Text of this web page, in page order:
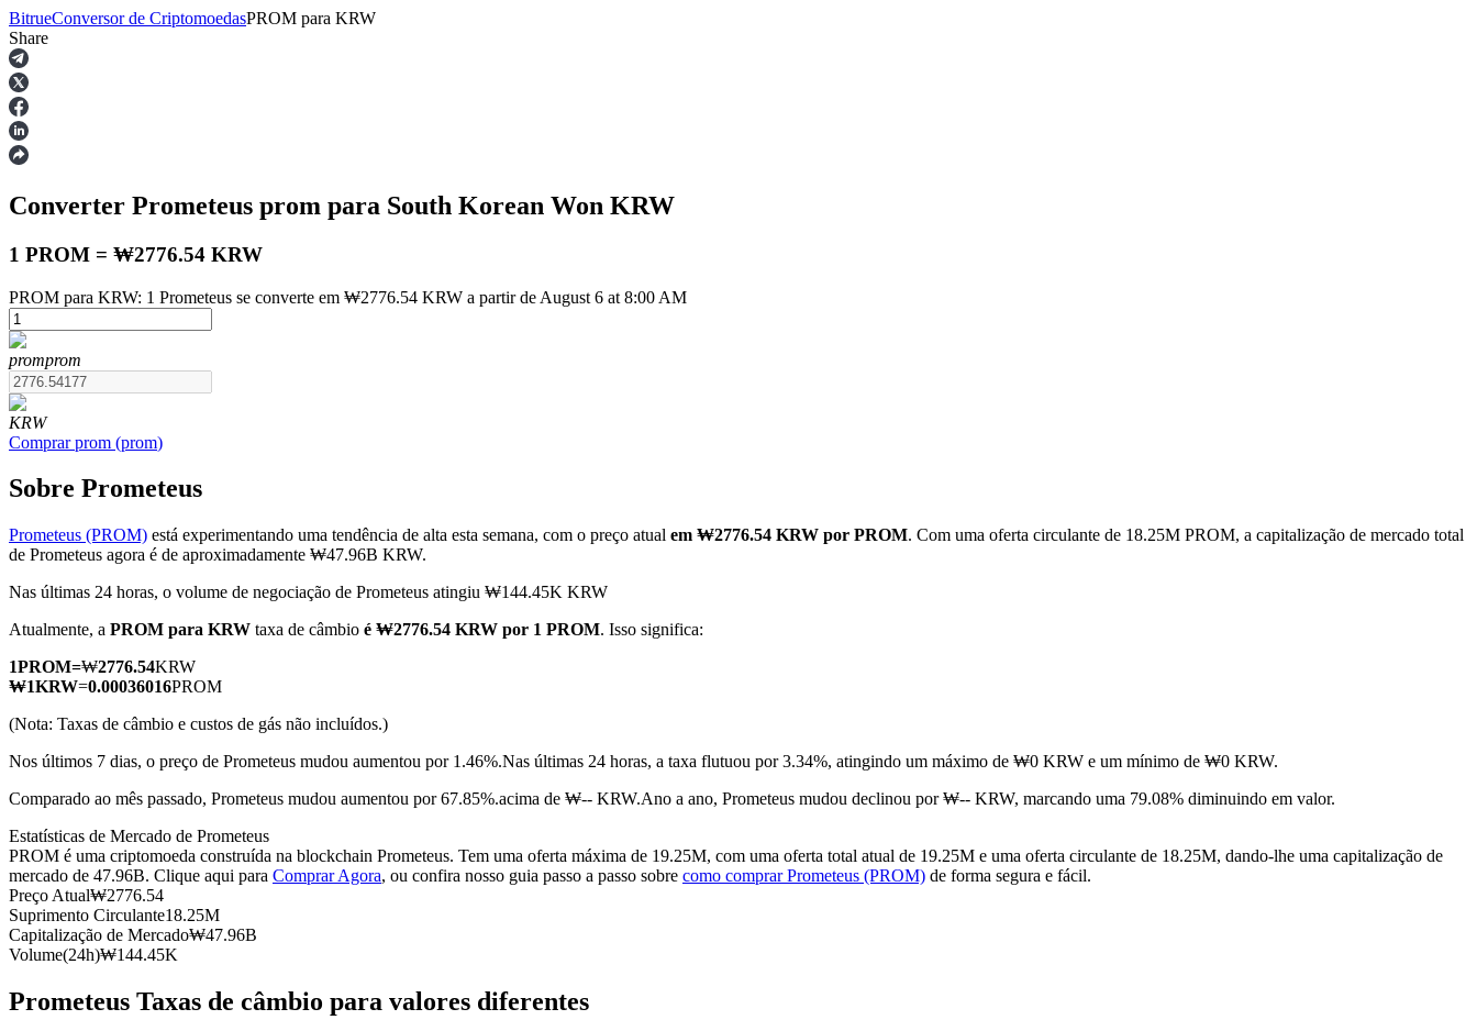
Futuros
Futuros de USDT
Futuros usando USDT como garantia
Futuros COIN-M
Futuros de criptomoeda
Futuros usando USDC como garantia
BitrueConversor de CriptomoedasPROM para KRW
Share
Converter Prometeus prom para South Korean Won KRW
1 PROM = ₩2776.54 KRW
PROM para KRW: 1 Prometeus se converte em ₩2776.54 KRW a partir de August 6 at 8:00 AM
promprom
KRW
Comprar prom (prom)
Sobre Prometeus
Prometeus (PROM) está experimentando uma tendência de alta esta semana, com o preço atual em ₩2776.54 KRW por PROM. Com uma oferta circulante de 18.25M PROM, a capitalização de mercado total
de Prometeus agora é de aproximadamente ₩47.96B KRW.
Nas últimas 24 horas, o volume de negociação de Prometeus atingiu ₩144.45K KRW
Atualmente, a PROM para KRW taxa de câmbio é ₩2776.54 KRW por 1 PROM. Isso significa:
1PROM=₩2776.54KRW
₩1KRW=0.00036016PROM
(Nota: Taxas de câmbio e custos de gás não incluídos.)
Nos últimos 7 dias, o preço de Prometeus mudou aumentou por 1.46%.Nas últimas 24 horas, a taxa flutuou por 3.34%, atingindo um máximo de ₩0 KRW e um mínimo de ₩0 KRW.
Comparado ao mês passado, Prometeus mudou aumentou por 67.85%.acima de ₩-- KRW.Ano a ano, Prometeus mudou declinou por ₩-- KRW, marcando uma 79.08% diminuindo em valor.
Estatísticas de Mercado de Prometeus
PROM é uma criptomoeda construída na blockchain Prometeus. Tem uma oferta máxima de 19.25M, com uma oferta total atual de 19.25M e uma oferta circulante de 18.25M, dando-lhe uma capitalização de
mercado de 47.96B. Clique aqui para Comprar Agora, ou confira nosso guia passo a passo sobre como comprar Prometeus (PROM) de forma segura e fácil.
Preço Atual₩2776.54
Suprimento Circulante18.25M
Capitalização de Mercado₩47.96B
Volume(24h)₩144.45K
Prometeus Taxas de câmbio para valores diferentes